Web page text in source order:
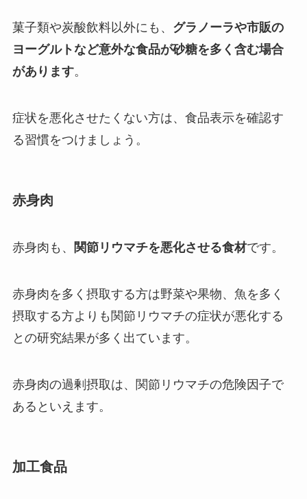
菓子類や炭酸飲料以外にも、 グラノーラや市販の
ヨーグルトなど意外な食品が砂糖を多く含む場合
があります。
症状を悪化させたくない方は、食品表示を確認す
る習慣をつけましょう。
赤身肉
赤身肉も、 関節リウマチを悪化させる食材です。
赤身肉を多く摂取する方は野菜や果物、魚を多く
摂取する方よりも関節リウマチの症状が悪化する
との研究結果が多く出ています。
赤身肉の過剰摂取は、関節リウマチの危険因子で
あるといえます。
加工食品